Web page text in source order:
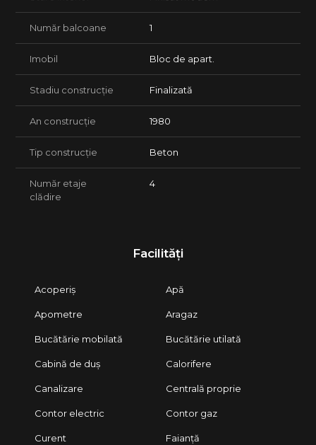
Număr balcoane 1
Imobil Bloc de apart.
Stadiu construcție Finalizată
An construcție 1980
Tip construcție Beton
Număr etaje
clădire
4
Facilități
Acoperiș Apă
Apometre Aragaz
Bucătărie mobilată Bucătărie utilată
Cabină de duș Calorifere
Canalizare Centrală proprie
Contor electric Contor gaz
Curent Faianță